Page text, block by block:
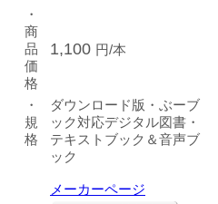
・
商
品
価
格
1,100 円/本
・
規
格
ダウンロード版・ぶーブ
ック対応デジタル図書・
テキストブック＆音声ブ
ック
メーカーページ